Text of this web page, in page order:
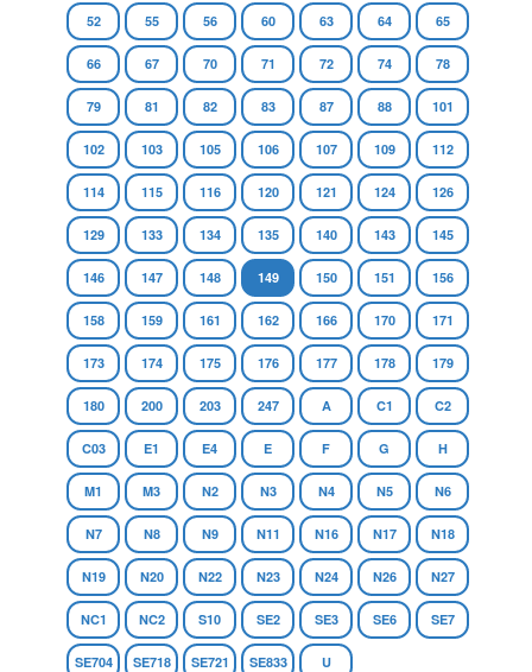
52 55 56 60 63 64 65
66 67 70 71 72 74 78
79 81 82 83 87 88 101
102 103 105 106 107 109 112
114 115 116 120 121 124 126
129 133 134 135 140 143 145
146 147 148 149 150 151 156
158 159 161 162 166 170 171
173 174 175 176 177 178 179
180 200 203 247 A C1 C2
C03 E1 E4 E F G H
M1 M3 N2 N3 N4 N5 N6
N7 N8 N9 N11 N16 N17 N18
N19 N20 N22 N23 N24 N26 N27
NC1 NC2 S10 SE2 SE3 SE6 SE7
SE704 SE718 SE721 SE833 U